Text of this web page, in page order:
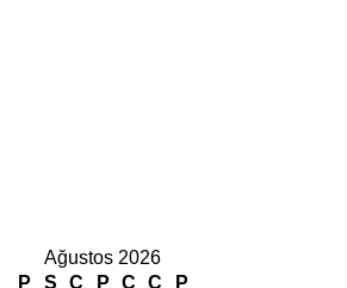
Ağustos 2026
P
S Ç P C C P